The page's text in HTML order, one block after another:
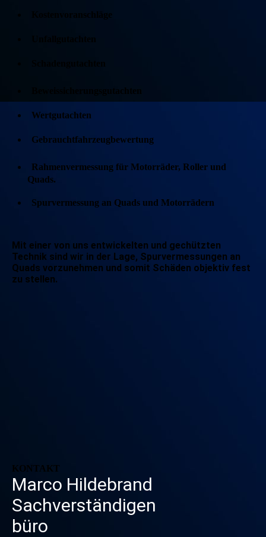
Kostenvoranschläge
Unfallgutachten
Wertgutachten
Gebrauchtfahrzeugbewertung
Rahmenvermessung für Motorräder, Roller und
Quads.
Spurvermessung an Quads und Motorrädern
Mit einer von uns entwickelten und gechützten
Technik sind wir in der Lage, Spurvermessungen an
Quads vorzunehmen und somit Schäden objektiv fest
zu stellen.
KONTAKT
Marco Hildebrand
Sachverständigen
büro